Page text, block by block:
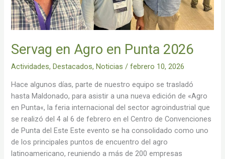
Servag en Agro en Punta 2026
Actividades,Destacados,Noticias /febrero 10, 2026
Hace algunos días, parte de nuestro equipo se trasladó
hasta Maldonado, para asistir a una nueva edición de «Agro
en Punta«, la feria internacional del sector agroindustrial que
se realizó del 4 al 6 de febrero en el Centro de Convenciones
de Punta del Este Este evento se ha consolidado como uno
de los principales puntos de encuentro del agro
latinoamericano, reuniendo a más de 200 empresas